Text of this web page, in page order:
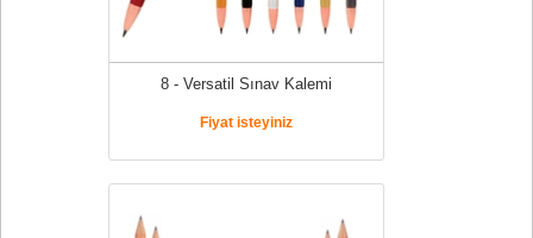
8 - Versatil Sınav Kalemi
Fiyat isteyiniz